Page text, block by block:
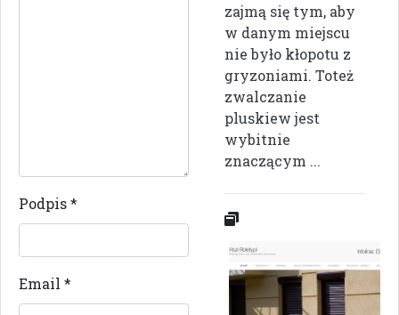
Podpis*
Email *
zajmą się tym, aby
w danym miejscu
nie było kłopotu z
gryzoniami. Toteż
zwalczanie
pluskiew jest
wybitnie
znaczącym ...